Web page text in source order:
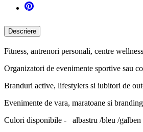
Descriere
Fitness, antrenori personali, centre wellness
Organizatori de evenimente sportive sau
Branduri active, lifestylers si iubitori de
Evenimente de vara, maratoane si
Culori disponibile - albastru /bleu /galben